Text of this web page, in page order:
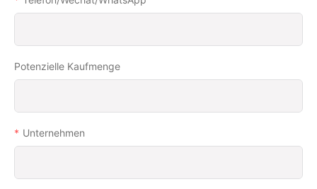
Potenzielle Kaufmenge
Unternehmen